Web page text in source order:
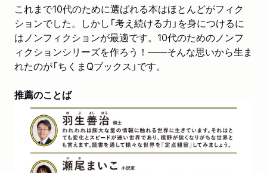
これまで10代のために選ばれる本はほとんどがフィク
ションでした。しかし「考え続ける力」を身につけるに
はノンフィクションが最適です。10代のためのノンフ
ィクションシリーズを作ろう！――そんな思いから生ま
れたのが「ちくまQブックス」です。
推薦のことば